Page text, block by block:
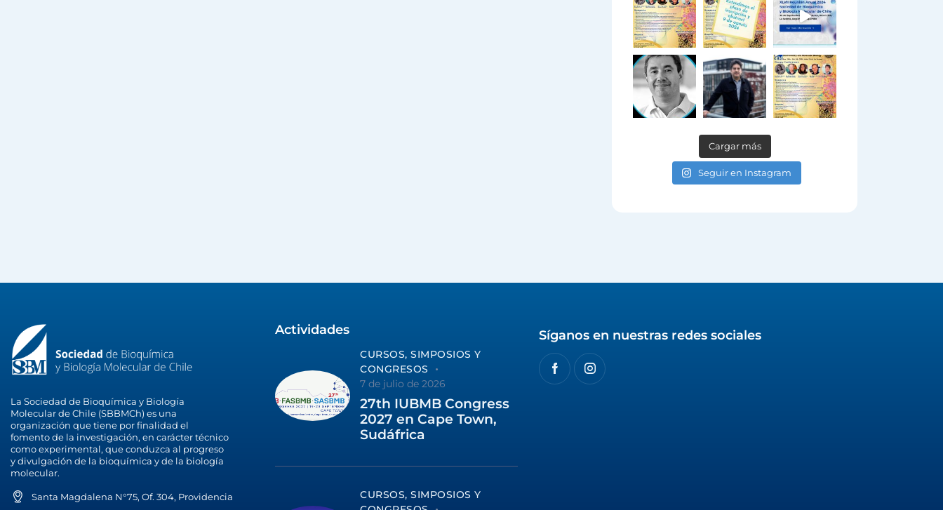
Cargar más
Seguir en Instagram
La Sociedad de Bioquímica y Biología
Molecular de Chile (SBBMCh) es una
organización que tiene por finalidad el
fomento de la investigación, en carácter técnico
como experimental, que conduzca al progreso
y divulgación de la bioquímica y de la biología
molecular.
Santa Magdalena N°75, Of. 304, Providencia
Actividades
CURSOS, SIMPOSIOS Y
CONGRESOS
7 de julio de 2026
27th IUBMB Congress
2027 en Cape Town,
Sudáfrica
CURSOS, SIMPOSIOS Y
Síganos en nuestras redes sociales